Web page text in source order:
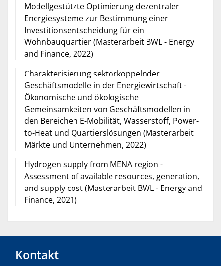
Modellgestützte Optimierung dezentraler
Energiesysteme zur Bestimmung einer
Investitionsentscheidung für ein
Wohnbauquartier (Masterarbeit BWL - Energy
and Finance, 2022)
Charakterisierung sektorkoppelnder
Geschäftsmodelle in der Energiewirtschaft -
Ökonomische und ökologische
Gemeinsamkeiten von Geschäftsmodellen in
den Bereichen E-Mobilität, Wasserstoff, Power-
to-Heat und Quartierslösungen (Masterarbeit
Märkte und Unternehmen, 2022)
Hydrogen supply from MENA region -
Assessment of available resources, generation,
and supply cost (Masterarbeit BWL - Energy and
Finance, 2021)
Kontakt